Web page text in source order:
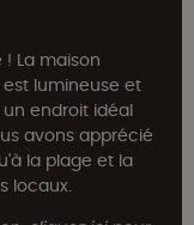
La maison
lumineuse et
endroit idéal
avons apprécié
la plage et la
locaux.